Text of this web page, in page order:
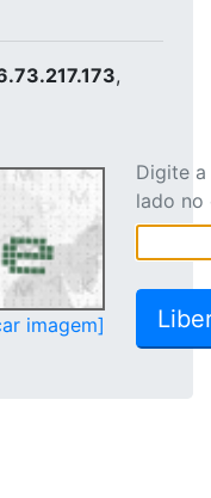
,
imagem]
Digite
lado no